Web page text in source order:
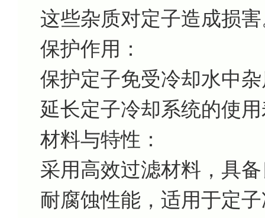
这些杂质对定子造成损
保护作用：
保护定子免受冷却水中
延长定子冷却系统的使
材料与特性：
采用高效过滤材料，具
耐腐蚀性能，适用于定